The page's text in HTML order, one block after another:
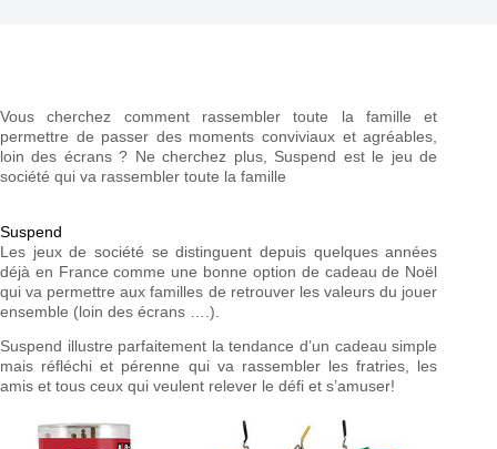
Vous cherchez comment rassembler toute la famille et
permettre de passer des moments conviviaux et agréables,
loin des écrans ? Ne cherchez plus, Suspend est le jeu de
société qui va rassembler toute la famille
Suspend
Les jeux de société se distinguent depuis quelques années
déjà en France comme une bonne option de cadeau de Noël
qui va permettre aux familles de retrouver les valeurs du jouer
ensemble (loin des écrans ….).
Suspend illustre parfaitement la tendance d’un cadeau simple
mais réfléchi et pérenne qui va rassembler les fratries, les
amis et tous ceux qui veulent relever le défi et s’amuser!